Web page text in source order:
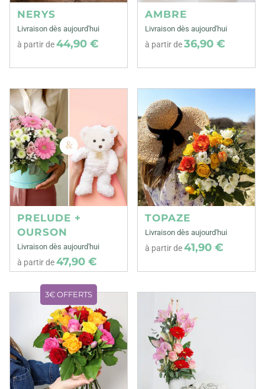
NERYS
Livraison dès aujourd'hui
à partir de44,90 €
AMBRE
Livraison dès aujourd'hui
à partir de36,90 €
PRELUDE +
OURSON
Livraison dès aujourd'hui
à partir de47,90 €
TOPAZE
Livraison dès aujourd'hui
à partir de41,90 €
3€ OFFERTS